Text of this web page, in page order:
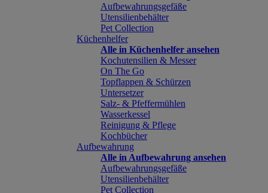
Aufbewahrungsgefäße
Utensilienbehälter
Pet Collection
Küchenhelfer
Alle in Küchenhelfer ansehen
Kochutensilien & Messer
On The Go
Topflappen & Schürzen
Untersetzer
Salz- & Pfeffermühlen
Wasserkessel
Reinigung & Pflege
Kochbücher
Aufbewahrung
Alle in Aufbewahrung ansehen
Aufbewahrungsgefäße
Utensilienbehälter
Pet Collection